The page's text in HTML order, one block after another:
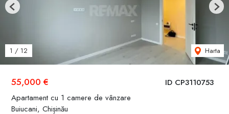
ID CP3110753
55,000 €
Apartament cu 1 camere de vânzare
Buiucani, Chișinău
1 / 12 Harta
Previous Next